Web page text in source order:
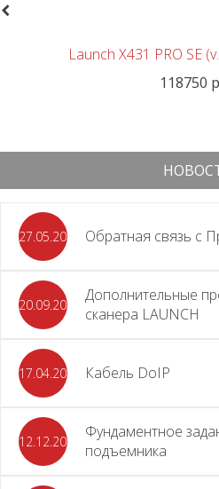
Launch X431 PRO SE
118750
27.05.2026 Обратная связь с
20.09.2025
Дополнительные
сканера LAUNCH
17.04.2024 Кабель DoIP
12.12.2023
Фундаментное
подъемника